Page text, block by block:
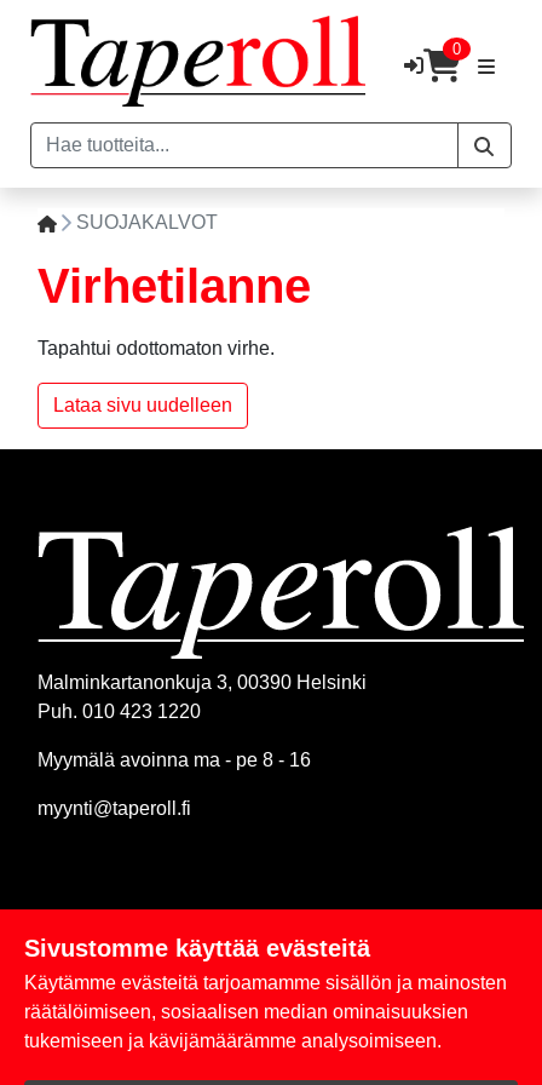
0
SUOJAKALVOT
Virhetilanne
Tapahtui odottomaton virhe.
Lataa sivu uudelleen
Malminkartanonkuja 3, 00390 Helsinki
Puh. 010 423 1220
Myymälä avoinna ma - pe 8 - 16
myynti@taperoll.fi
Linkit
Rekisteriseloste
Sivustomme käyttää evästeitä
Käytämme evästeitä tarjoamamme sisällön ja mainosten
räätälöimiseen, sosiaalisen median ominaisuuksien
tukemiseen ja kävijämäärämme analysoimiseen.